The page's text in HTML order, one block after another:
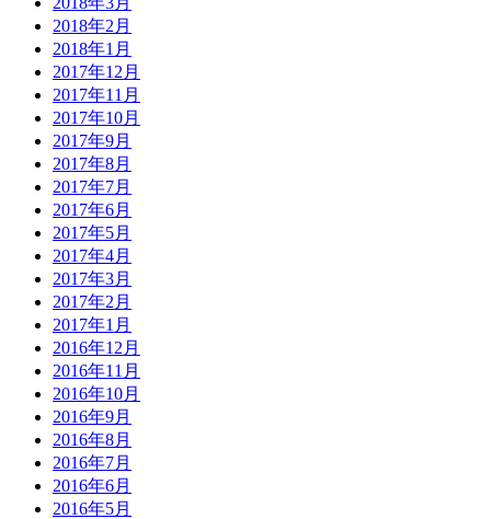
2018年2月
2018年1月
2017年12月
2017年11月
2017年10月
2017年9月
2017年8月
2017年7月
2017年6月
2017年5月
2017年4月
2017年3月
2017年2月
2017年1月
2016年12月
2016年11月
2016年10月
2016年9月
2016年8月
2016年7月
2016年6月
2016年5月